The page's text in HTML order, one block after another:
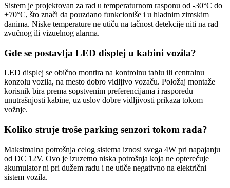
Sistem je projektovan za rad u temperaturnom rasponu od -30°C do
+70°C, što znači da pouzdano funkcioniše i u hladnim zimskim
danima. Niske temperature ne utiču na tačnost detekcije niti na rad
zvučnog ili vizuelnog alarma.
Gde se postavlja LED displej u kabini vozila?
LED displej se obično montira na kontrolnu tablu ili centralnu
konzolu vozila, na mesto dobro vidljivo vozaču. Položaj montaže
korisnik bira prema sopstvenim preferencijama i rasporedu
unutrašnjosti kabine, uz uslov dobre vidljivosti prikaza tokom
vožnje.
Koliko struje troše parking senzori tokom rada?
Maksimalna potrošnja celog sistema iznosi svega 4W pri napajanju
od DC 12V. Ovo je izuzetno niska potrošnja koja ne opterećuje
akumulator ni pri dužem radu i ne utiče negativno na električni
sistem vozila.